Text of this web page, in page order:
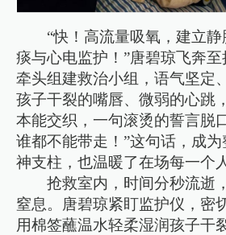
“快！高流量吸氧，建立
痰与心电监护！”唐碧琼飞奔
牵头组建救治小组，语气坚定
孩子干裂的嘴唇、微弱的心跳
本能交织，一句滚烫的誓言脱
谁都不能带走！”这句话，成
神支柱，也温暖了在场每一个
抢救室内，时间分秒流逝
窒息。唐碧琼紧盯监护仪，密
用棉签蘸温水轻柔湿润孩子干